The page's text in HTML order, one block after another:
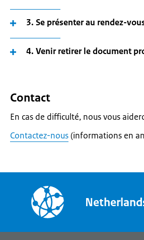
3. Se présenter au rendez-
4. Venir retirer le document
Contact
En cas de difficulté, nous vous
Contactez-nous(informations en